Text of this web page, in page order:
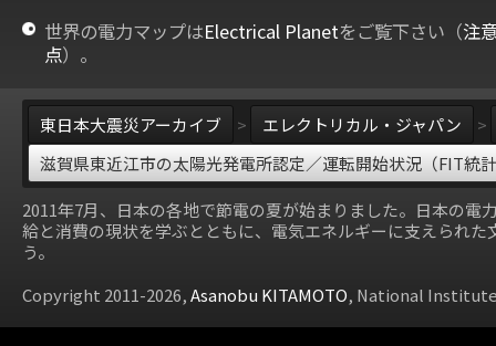
世界の電力マップはElectrical Planetをご覧下さい（注
点）。
東日本大震災アーカイブ > エレクトリカル・ジャパン
>
滋賀県東近江市の太陽光発電所認定／運転開始状況（FIT統
2011年7月、日本の各地で節電の夏が始まりました。日本の電
給と消費の現状を学ぶとともに、電気エネルギーに支えられた
う。
Copyright 2011-2026,Asanobu KITAMOTO, National